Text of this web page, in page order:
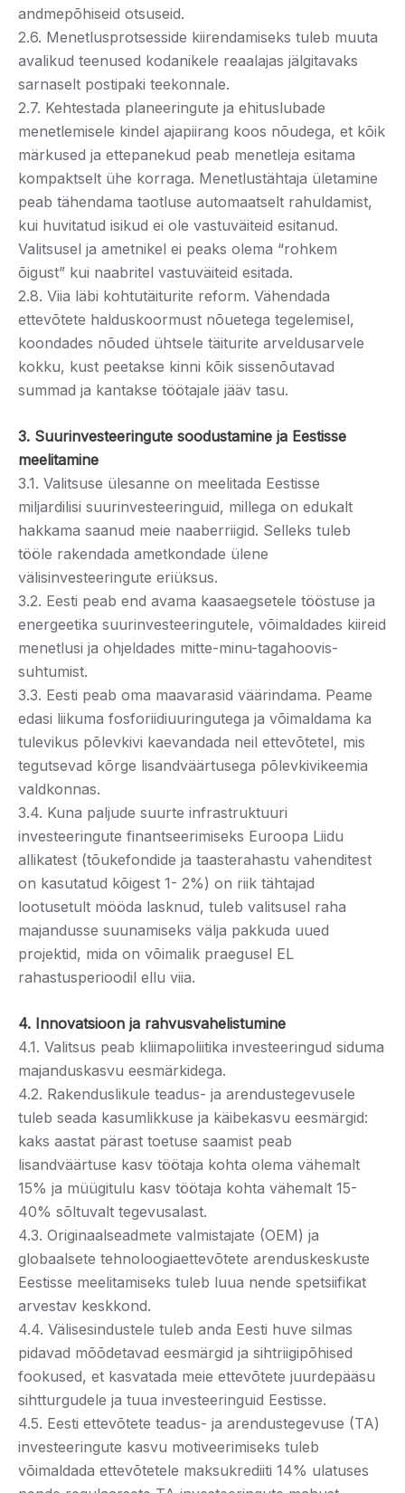
andmepõhiseid otsuseid.
2.6. Menetlusprotsesside kiirendamiseks tuleb muuta
avalikud teenused kodanikele reaalajas jälgitavaks
sarnaselt postipaki teekonnale.
2.7. Kehtestada planeeringute ja ehituslubade
menetlemisele kindel ajapiirang koos nõudega, et kõik
märkused ja ettepanekud peab menetleja esitama
kompaktselt ühe korraga. Menetlustähtaja ületamine
peab tähendama taotluse automaatselt rahuldamist,
kui huvitatud isikud ei ole vastuväiteid esitanud.
Valitsusel ja ametnikel ei peaks olema “rohkem
õigust” kui naabritel vastuväiteid esitada.
2.8. Viia läbi kohtutäiturite reform. Vähendada
ettevõtete halduskoormust nõuetega tegelemisel,
koondades nõuded ühtsele täiturite arveldusarvele
kokku, kust peetakse kinni kõik sissenõutavad
summad ja kantakse töötajale jääv tasu.
3. Suurinvesteeringute soodustamine ja Eestisse
meelitamine
3.1. Valitsuse ülesanne on meelitada Eestisse
miljardilisi suurinvesteeringuid, millega on edukalt
hakkama saanud meie naaberriigid. Selleks tuleb
tööle rakendada ametkondade ülene
välisinvesteeringute eriüksus.
3.2. Eesti peab end avama kaasaegsetele tööstuse ja
energeetika suurinvesteeringutele, võimaldades kiireid
menetlusi ja ohjeldades mitte-minu-tagahoovis-
suhtumist.
3.3. Eesti peab oma maavarasid väärindama. Peame
edasi liikuma fosforiidiuuringutega ja võimaldama ka
tulevikus põlevkivi kaevandada neil ettevõtetel, mis
tegutsevad kõrge lisandväärtusega põlevkivikeemia
valdkonnas.
3.4. Kuna paljude suurte infrastruktuuri
investeeringute finantseerimiseks Euroopa Liidu
allikatest (tõukefondide ja taasterahastu vahenditest
on kasutatud kõigest 1- 2%) on riik tähtajad
lootusetult mööda lasknud, tuleb valitsusel raha
majandusse suunamiseks välja pakkuda uued
projektid, mida on võimalik praegusel EL
rahastusperioodil ellu viia.
4. Innovatsioon ja rahvusvahelistumine
4.1. Valitsus peab kliimapoliitika investeeringud siduma
majanduskasvu eesmärkidega.
4.2. Rakenduslikule teadus- ja arendustegevusele
tuleb seada kasumlikkuse ja käibekasvu eesmärgid:
kaks aastat pärast toetuse saamist peab
lisandväärtuse kasv töötaja kohta olema vähemalt
15% ja müügitulu kasv töötaja kohta vähemalt 15-
40% sõltuvalt tegevusalast.
4.3. Originaalseadmete valmistajate (OEM) ja
globaalsete tehnoloogiaettevõtete arenduskeskuste
Eestisse meelitamiseks tuleb luua nende spetsiifikat
arvestav keskkond.
4.4. Välisesindustele tuleb anda Eesti huve silmas
pidavad mõõdetavad eesmärgid ja sihtriigipõhised
fookused, et kasvatada meie ettevõtete juurdepääsu
sihtturgudele ja tuua investeeringuid Eestisse.
4.5. Eesti ettevõtete teadus- ja arendustegevuse (TA)
investeeringute kasvu motiveerimiseks tuleb
võimaldada ettevõtetele maksukrediiti 14% ulatuses